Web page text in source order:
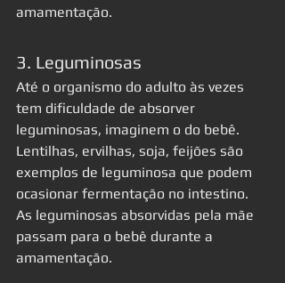
amamentação.
3. Leguminosas
Até o organismo do adulto às vezes
tem dificuldade de absorver
leguminosas, imaginem o do bebê.
Lentilhas, ervilhas, soja, feijões são
exemplos de leguminosa que podem
ocasionar fermentação no intestino.
As leguminosas absorvidas pela mãe
passam para o bebê durante a
amamentação.